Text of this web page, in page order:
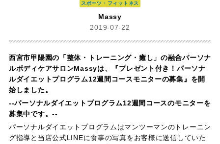
スポーツ・フィットネス
Massy
2019-07-22
西宮市甲陽園の「整体・トレーニング・癒し」の融合パーソナ
ルボディケアサロンMassyは、『プレゼント付き！パーソナ
ルダイエットプログラム12週間コースモニターの募集』を開
始しました。
--パーソナルダイエットプログラム12週間コースのモニターを
募集中です。--
パーソナルダイエットプログラムはマンツーマンのトレーニン
グ指導と当店公式LINEに食事の写真をお客様に送信していた